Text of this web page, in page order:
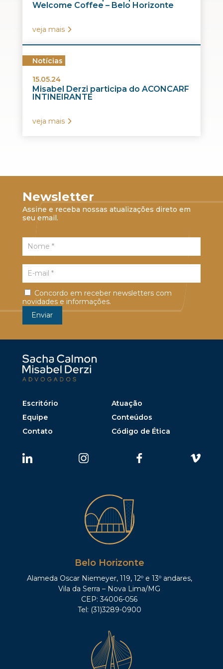
Welcome Coffee – Belo Horizonte
veja mais
Notícias
15.05.24
Misabel Derzi participa do ACONCARF
INTINEIRANTE
veja mais
Newsletter
Assine e receba nossas atualizações direto em
seu email.
Concordo em receber newsletters com
novidades e informações.
Escritório
Atuação
Equipe
Conteúdos
Contato
Código de Ética
Belo Horizonte
Alameda Oscar Niemeyer, 119, 12º e 13º andares,
Vila da Serra – Nova Lima/MG
CEP: 34006-056
Tel: (31)3289-0900